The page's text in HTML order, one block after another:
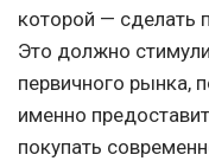
которой — сделать
Это должно
первичного рынка,
именно
покупать